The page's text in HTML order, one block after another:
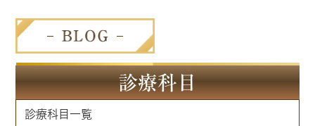
診療科目
診療科目一覧